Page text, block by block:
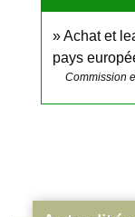
Achat et
pays
Commission